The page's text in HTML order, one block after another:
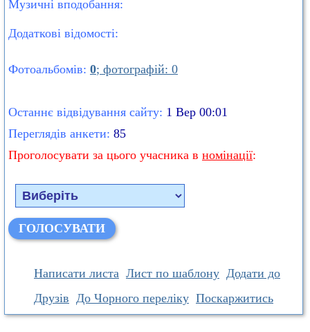
Музичні вподобання:
Додаткові відомості:
Фотоальбомів: 0; фотографій: 0
Останнє відвідування сайту: 1 Вер 00:01
Переглядів анкети: 85
Проголосувати за цього учасника в номінації:
Написати листа Лист по шаблону Додати до
Друзів
До Чорного переліку Поскаржитись